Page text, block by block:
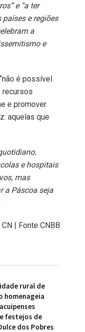
e “a ter
países e regiões
a
e
é possível
recursos
e promover
aquelas que
e hospitais
mas
a Páscoa seja
CN | Fonte CNBB
rural de
homenageia
festejos de
dos Pobres